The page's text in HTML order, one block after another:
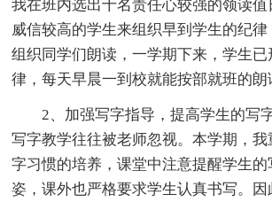
我在班内选出十名责任心较强的领读值
威信较高的学生来组织早到学生的纪
组织同学们朗读，一学期下来，学生
律，每天早晨一到校就能按部就班的朗
2、加强写字指导，提高学生的写
写字教学往往被老师忽视。本学期，
字习惯的培养，课堂中注意提醒学生的
姿，课外也严格要求学生认真书写。